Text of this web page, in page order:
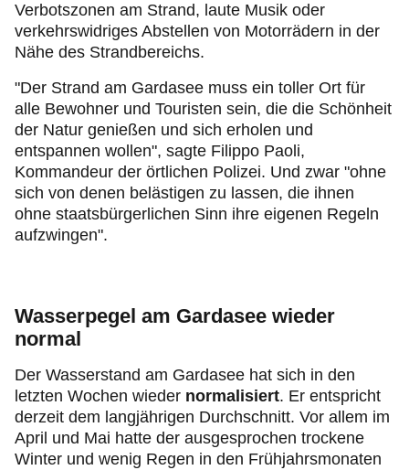
Verbotszonen am Strand, laute Musik oder
verkehrswidriges Abstellen von Motorrädern in der
Nähe des Strandbereichs.
"Der Strand am Gardasee muss ein toller Ort für
alle Bewohner und Touristen sein, die die Schönheit
der Natur genießen und sich erholen und
entspannen wollen", sagte Filippo Paoli,
Kommandeur der örtlichen Polizei. Und zwar "ohne
sich von denen belästigen zu lassen, die ihnen
ohne staatsbürgerlichen Sinn ihre eigenen Regeln
aufzwingen".
Wasserpegel am Gardasee wieder
normal
Der Wasserstand am Gardasee hat sich in den
letzten Wochen wieder normalisiert. Er entspricht
derzeit dem langjährigen Durchschnitt. Vor allem im
April und Mai hatte der ausgesprochen trockene
Winter und wenig Regen in den Frühjahrsmonaten